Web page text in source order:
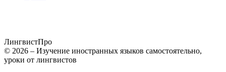
ЛингвистПро
© 2026 – Изучение иностранных языков самостоятельно,
уроки от лингвистов